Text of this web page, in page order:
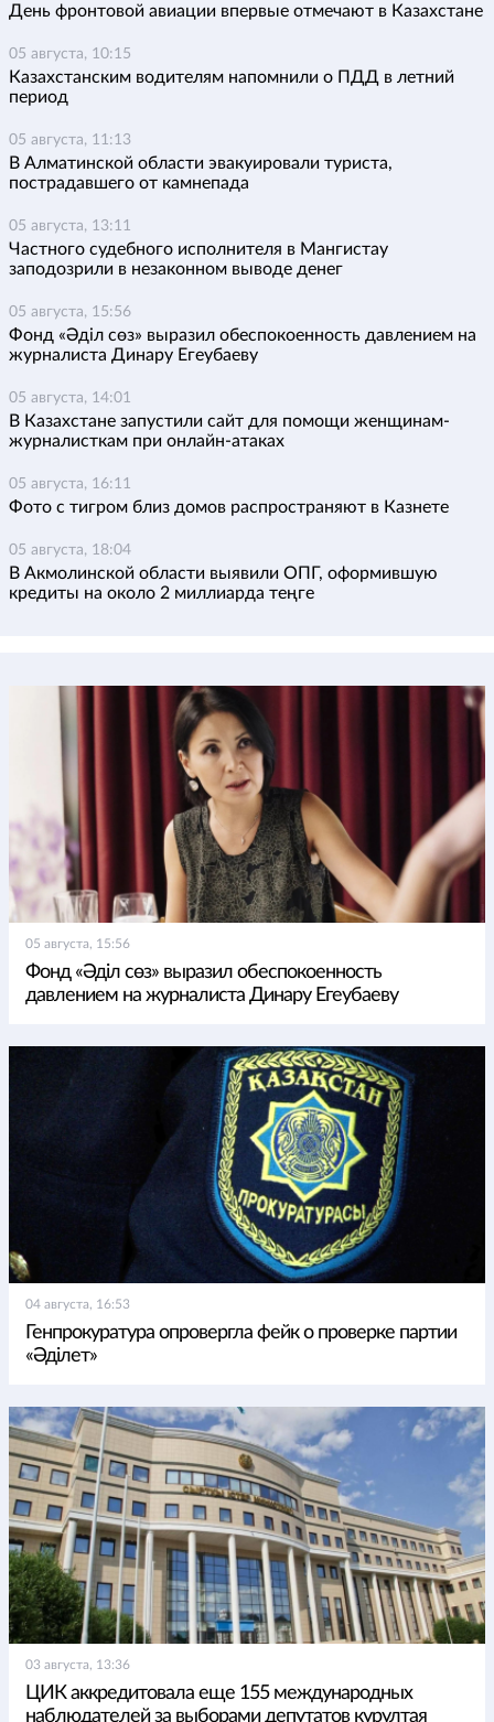
День фронтовой авиации впервые отмечают в Казахстане
05 августа, 10:15
Казахстанским водителям напомнили о ПДД в летний
период
05 августа, 11:13
В Алматинской области эвакуировали туриста,
пострадавшего от камнепада
05 августа, 13:11
Частного судебного исполнителя в Мангистау
заподозрили в незаконном выводе денег
05 августа, 15:56
Фонд «Әділ сөз» выразил обеспокоенность давлением на
журналиста Динару Егеубаеву
05 августа, 14:01
В Казахстане запустили сайт для помощи женщинам-
журналисткам при онлайн-атаках
05 августа, 16:11
Фото с тигром близ домов распространяют в Казнете
05 августа, 18:04
В Акмолинской области выявили ОПГ, оформившую
кредиты на около 2 миллиарда теңге
05 августа, 15:56
Фонд «Әділ сөз» выразил обеспокоенность
давлением на журналиста Динару Егеубаеву
04 августа, 16:53
Генпрокуратура опровергла фейк о проверке партии
«Әділет»
03 августа, 13:36
ЦИК аккредитовала еще 155 международных
наблюдателей за выборами депутатов курултая